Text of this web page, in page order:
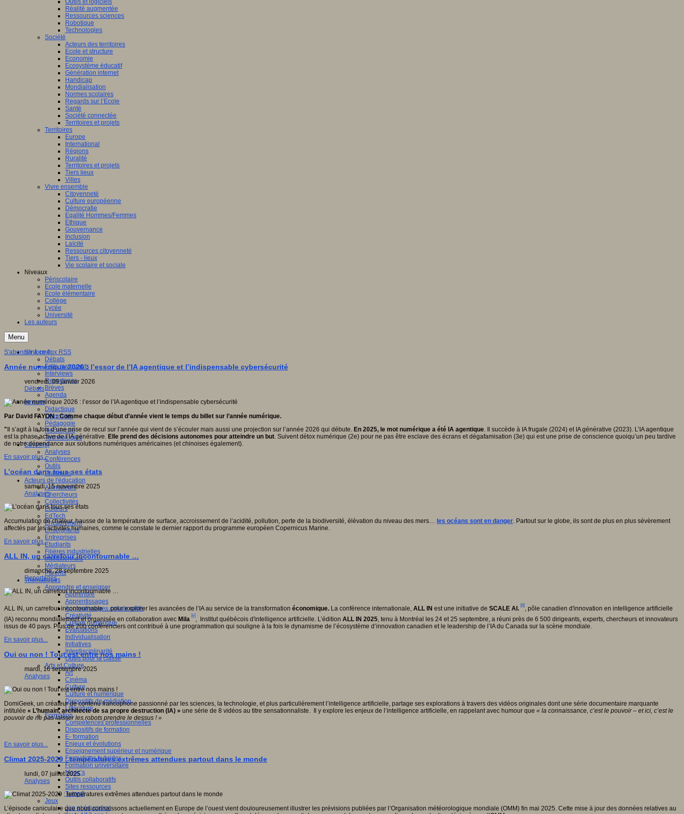
Outils et logiciels
Réalité augmentée
Ressources sciences
Robotique
Technologies
Société
Acteurs des territoires
Ecole et structure
Economie
Ecosystème éducatif
Génération internet
Handicap
Mondialisation
Normes scolaires
Regards sur l’Ecole
Santé
Société connectée
Territoires et projets
Territoires
Europe
International
Régions
Ruralité
Territoires et projets
Tiers lieux
Villes
Vivre ensemble
Citoyenneté
Culture européenne
Démocratie
Egalité Hommes/Femmes
Ethique
Gouvernance
Inclusion
Laïcité
Ressources citoyenneté
Tiers - lieux
Vie scolaire et sociale
Niveaux
Périscolaire
Ecole maternelle
Ecole élémentaire
Collège
Lycée
Université
Les auteurs
Menu
S'informer
Débats
Faits marquants
Interviews
Reportages
Brèves
Agenda
Innover
Didactique
Dispositifs
Pédagogie
Recherche
Technologies
Savoir(s)
Analyses
Conférences
Outils
Pratiques
Acteurs de l'éducation
Animateurs
Chercheurs
Collectivités
Editeurs
EdTech
Encadrement
Enseignants
Entreprises
Etudiants
Filières industrielles
Institutionnels
Médiateurs
Parents
Thématiques
Apprendre et enseigner
Apprendre
Apprentissages
Apprentissages collaboratifs
Créativité
Culture numérique
Evaluations
Individualisation
Initiatives
Interdisciplinarité
Outils pour la classe
Arts et Culture
Art
Cinéma
Culture
Culture et numérique
Dispositifs de médiation
Littérature
Formation
Compétences professionnelles
Dispositifs de formation
E- formation
Enjeux et évolutions
Enseignement supérieur et numérique
Formations hybrides
Formation universitaire
Mooc’s
Outils collaboratifs
Sites ressources
Tutorat
Jeux
Jeu et éducation
S'abonner à ce flux RSS
Année numérique 2026 : l’essor de l’IA agentique et l’indispensable cybersécurité
vendredi, 09 janvier 2026
Débats
Par David FAYON : Comme chaque début d’année vient le temps du billet sur l’année numérique.
" Il s’agit à la fois d’une prise de recul sur l’année qui vient de s’écouler mais aussi une projection sur l’année 2026 qui débute. En 2025, le mot numérique a été IA agentique. Il succède à IA frugale (2024) et IA générative (2023). L’IA agentique
est la phase active de l’IA générative. Elle prend des décisions autonomes pour atteindre un but. Suivent détox numérique (2e) pour ne pas être esclave des écrans et dégafamisation (3e) qui est une prise de conscience quoiqu’un peu tardive
de notre dépendance aux solutions numériques américaines (et chinoises également).
En savoir plus...
L’océan dans tous ses états
samedi, 15 novembre 2025
Analyses
Accumulation de chaleur, hausse de la température de surface, accroissement de l’acidité, pollution, perte de la biodiversité, élévation du niveau des mers… les océans sont en danger. Partout sur le globe, ils sont de plus en plus sévèrement
affectés par les activités humaines, comme le constate le dernier rapport du programme européen Copernicus Marine.
En savoir plus...
ALL IN, un carrefour incontournable …
dimanche, 28 septembre 2025
Reportages
ALL IN, un carrefour incontournable …pour explorer les avancées de l’IA au service de la transformation économique. La conférence internationale, ALL IN est une initiative de SCALE AI.
[i]
, pôle canadien d'innovation en intelligence artificielle
(IA) reconnu mondialement et organisée en collaboration avec Mila
[ii]
, Institut québécois d'intelligence artificielle. L’édition ALL IN 2025, tenu à Montréal les 24 et 25 septembre, a réuni près de 6 500 dirigeants, experts, chercheurs et innovateurs
issus de 40 pays. Plus de 200 conférenciers ont contribué à une programmation qui souligne à la fois le dynamisme de l’écosystème d’innovation canadien et le leadership de l’IA du Canada sur la scène mondiale.
En savoir plus...
Oui ou non ! Tout est entre nos mains !
mardi, 16 septembre 2025
Analyses
DomiGeek, un créateur de contenu francophone passionné par les sciences, la technologie, et plus particulièrement l’intelligence artificielle, partage ses explorations à travers des vidéos originales dont une série documentaire marquante
intitulée « L’humain, architecte de sa propre destruction (IA) » une série de 8 vidéos au titre sensationnaliste. Il y explore les enjeux de l’intelligence artificielle, en rappelant avec humour que « la connaissance, c’est le pouvoir – et ici, c’est le
pouvoir de ne pas laisser les robots prendre le dessus ! »
En savoir plus...
Climat 2025-2029 : températures extrêmes attendues partout dans le monde
lundi, 07 juillet 2025
Analyses
L’épisode caniculaire que nous connaissons actuellement en Europe de l’ouest vient douloureusement illustrer les prévisions publiées par l’Organisation météorologique mondiale (OMM) fin mai 2025. Cette mise à jour des données relatives au